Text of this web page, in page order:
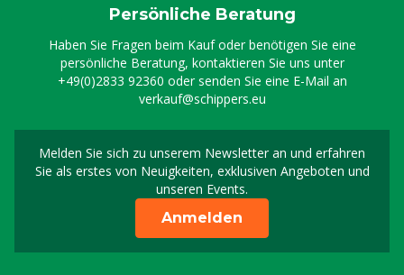
Persönliche Beratung
Haben Sie Fragen beim Kauf oder benötigen Sie eine
persönliche Beratung, kontaktieren Sie uns unter
+49(0)2833 92360 oder senden Sie eine E-Mail an
verkauf@schippers.eu
Melden Sie sich zu unserem Newsletter an und erfahren
Sie als erstes von Neuigkeiten, exklusiven Angeboten und
unseren Events.
Melden Sie sich für
Anmelden